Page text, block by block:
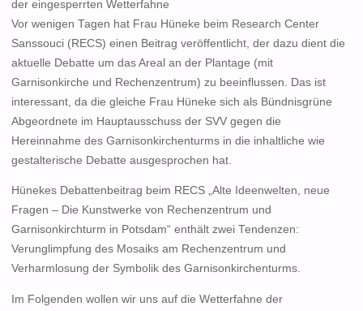
der eingesperrten Wetterfahne
Vor wenigen Tagen hat Frau Hüneke beim Research Center
Sanssouci (RECS) einen Beitrag veröffentlicht, der dazu dient die
aktuelle Debatte um das Areal an der Plantage (mit
Garnisonkirche und Rechenzentrum) zu beeinflussen. Das ist
interessant, da die gleiche Frau Hüneke sich als Bündnisgrüne
Abgeordnete im Hauptausschuss der SVV gegen die
Hereinnahme des Garnisonkirchenturms in die inhaltliche wie
gestalterische Debatte ausgesprochen hat.
Hünekes Debattenbeitrag beim RECS „Alte Ideenwelten, neue
Fragen – Die Kunstwerke von Rechenzentrum und
Garnisonkirchturm in Potsdam“ enthält zwei Tendenzen:
Verunglimpfung des Mosaiks am Rechenzentrum und
Verharmlosung der Symbolik des Garnisonkirchenturms.
Im Folgenden wollen wir uns auf die Wetterfahne der